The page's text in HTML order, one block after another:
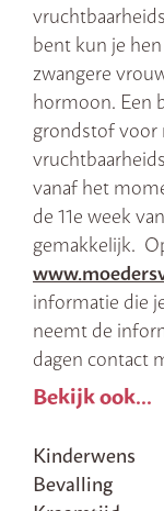
bent kun je
zwangere
hormoon. Een
grondstof voor
vanaf het
de 11e week
gemakkelijk.
informatie die
neemt de
dagen contact
Bekijk ook...
Kinderwens
Bevalling